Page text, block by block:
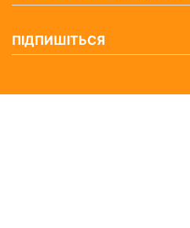
ПІДПИШІТЬСЯ